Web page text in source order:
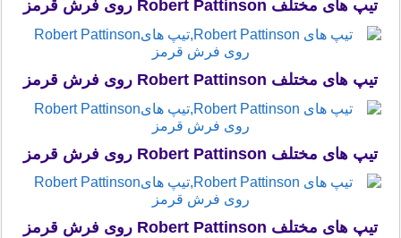
تیپ های مختلف Robert Pattinson روی فرش قرمز
تیپ های مختلف Robert Pattinson روی فرش قرمز
تیپ های مختلف Robert Pattinson روی فرش قرمز
تیپ های مختلف Robert Pattinson روی فرش قرمز